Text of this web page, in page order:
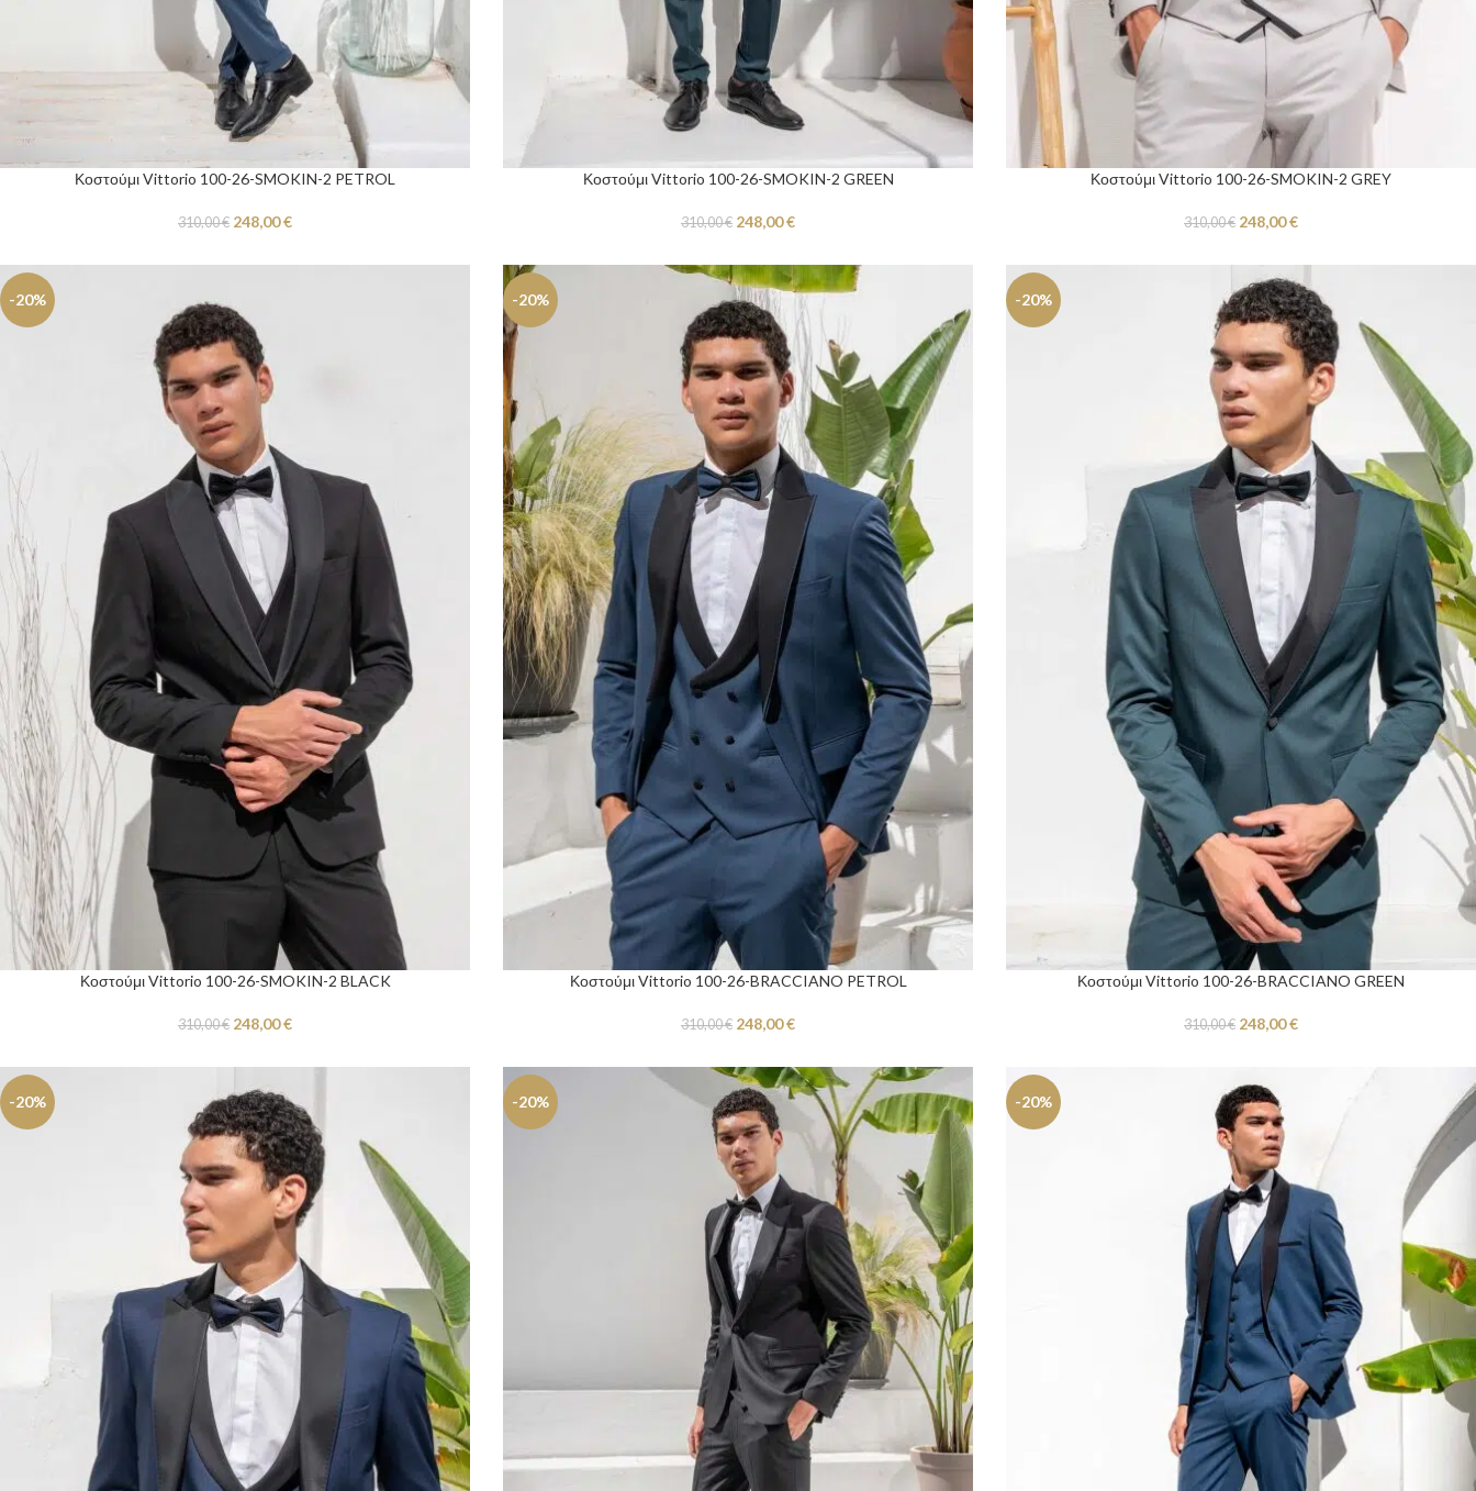
Κοστούμι Vittorio 100-26-SMOKIN-2 PETROL
310,00€ 248,00€
Κοστούμι Vittorio 100-26-SMOKIN-2 GREEN
310,00€ 248,00€
Κοστούμι Vittorio 100-26-SMOKIN-2 GREY
310,00€ 248,00€
-20%
Κοστούμι Vittorio 100-26-SMOKIN-2 BLACK
310,00€ 248,00€
-20%
Κοστούμι Vittorio 100-26-BRACCIANO PETROL
310,00€ 248,00€
-20%
Κοστούμι Vittorio 100-26-BRACCIANO GREEN
310,00€ 248,00€
-20% -20% -20%